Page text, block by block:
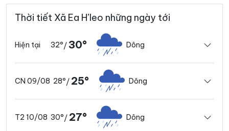
Thời tiết Xã Ea H’leo những ngày tới
Hiện tại 32°/ 30° Dông
CN 09/08 28°/ 25° Dông
T2 10/08 30°/ 27° Dông